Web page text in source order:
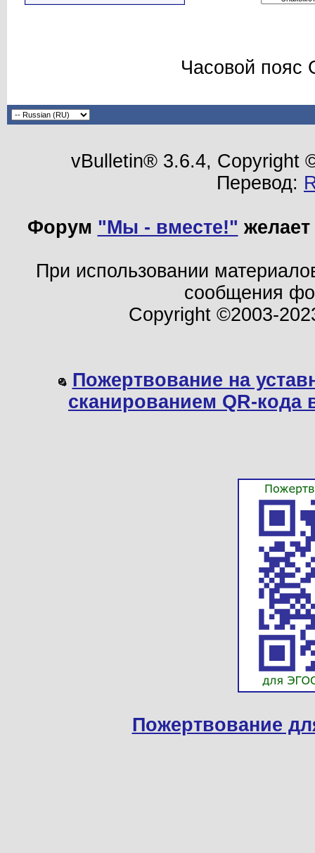
Часовой пояс
vBulletin® 3.6.4, Copyright
Перевод:
Форум "Мы - вместе!"
При использовании
сообщения
Copyright ©2003-
Пожертвование на
сканированием QR-
Пожертвование